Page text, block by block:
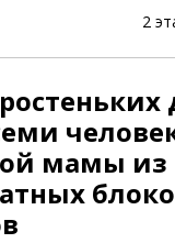
2
мамы из